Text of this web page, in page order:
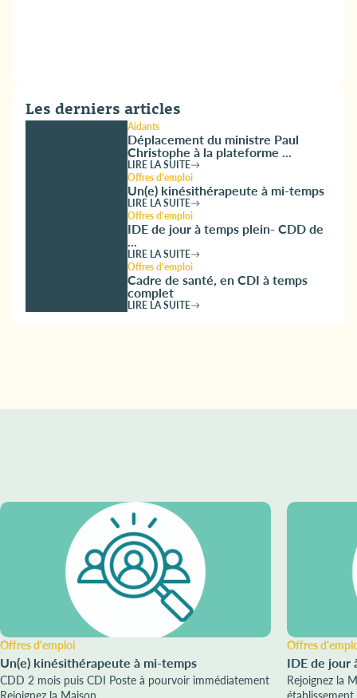
Les derniers articles
Aidants
Déplacement du ministre Paul
Christophe à la plateforme ...
LIRE LA SUITE
Offres d'emploi
Un(e) kinésithérapeute à mi-temps
LIRE LA SUITE
Offres d'emploi
IDE de jour à temps plein- CDD de
...
LIRE LA SUITE
Offres d'emploi
Cadre de santé, en CDI à temps
complet
LIRE LA SUITE
Offres d'emploi
Un(e) kinésithérapeute à mi-temps
CDD 2 mois puis CDI Poste à pourvoir immédiatement
Rejoignez la Maison ...
Offres
IDE de jour
Rejoignez la